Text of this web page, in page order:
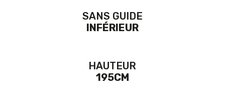
SANS GUIDE
INFÉRIEUR
HAUTEUR
195CM